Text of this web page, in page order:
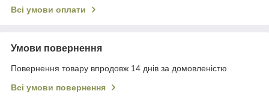
Всі умови оплати
Умови повернення
Повернення товару впродовж 14 днів за домовленістю
Всі умови повернення